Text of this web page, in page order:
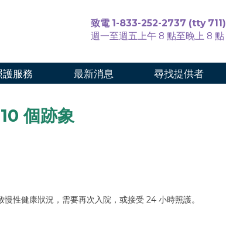
致電 1-833-252-2737 (tty 711)
週一至週五上午 8 點至晚上 8 點
護服務 最新消息 尋找提供者
個跡象
性健康狀況，需要再次入院，或接受 24 小時照護。